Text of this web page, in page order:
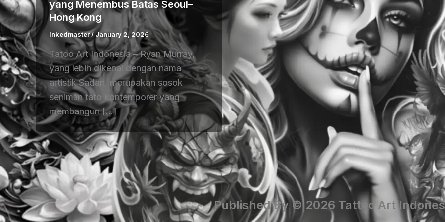
yang Menembus Batas Seoul–
Hong Kong
Inkedmaster/January 2, 2026
Tatoo Art Indonesia – Ryan Murray,
yang lebih dikenal dengan nama
artistik Sadan, merupakan sosok
seniman tato kontemporer yang
membangun […]
Published By © 2026 Tattoo Art